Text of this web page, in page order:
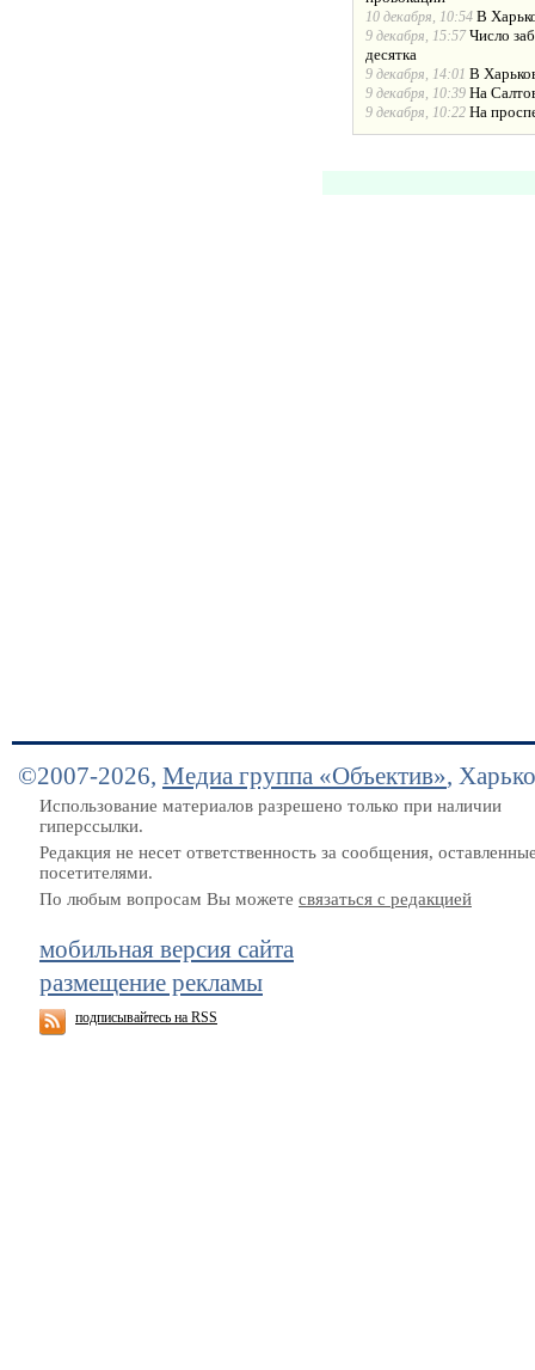
10 декабря, 10:54 В
9 декабря, 15:57 Число
десятка
9 декабря, 14:01 В
9 декабря, 10:39 На
9 декабря, 10:22 На
©2007-2026, Медиа группа «Объектив»,
Использование материалов разрешено только при наличии
гиперссылки.
Редакция не несет ответственность за сообщения,
посетителями.
По любым вопросам Вы можете связаться с редакцией
мобильная версия сайта
размещение рекламы
подписывайтесь на RSS